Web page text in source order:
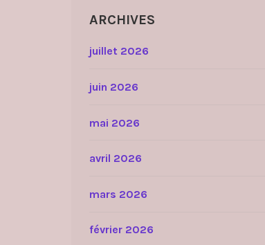
ARCHIVES
juillet 2026
juin 2026
mai 2026
avril 2026
mars 2026
février 2026